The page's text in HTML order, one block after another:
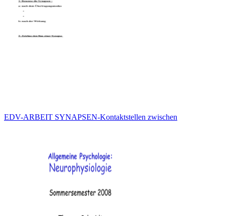
EDV-ARBEIT SYNAPSEN-Kontaktstellen zwischen